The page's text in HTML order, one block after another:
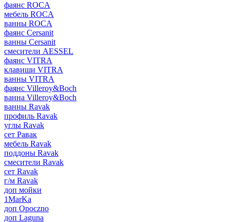
фаянс ROCA
мебель ROCA
ванны ROCA
фаянс Cersanit
ванны Cersanit
смесители AESSEL
фаянс VITRA
клавиши VITRA
ванны VITRA
фаянс Villeroy&Boch
ванна Villeroy&Boch
ванны Ravak
профиль Ravak
углы Ravak
сет Равак
мебель Ravak
поддоны Ravak
смесители Ravak
сет Ravak
г/м Ravak
доп мойки
1MarKa
доп Opoczno
доп Laguna